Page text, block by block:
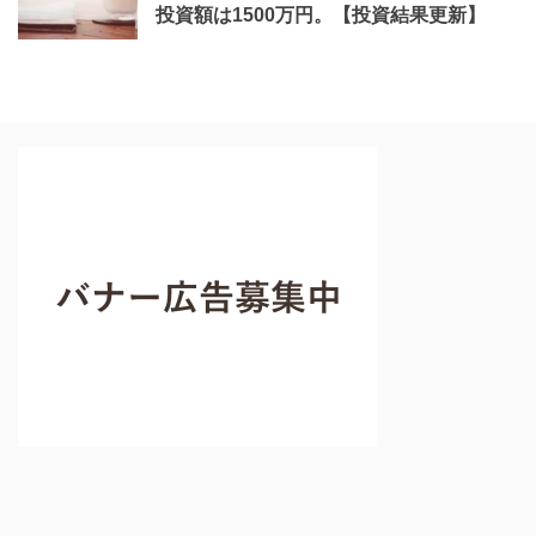
投資額は1500万円。【投資結果更新】